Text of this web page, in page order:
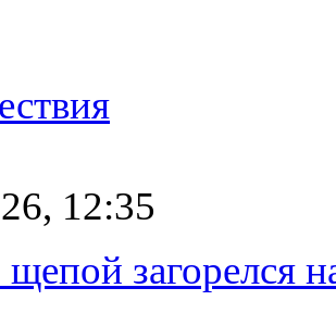
12:35
щепой загорелся